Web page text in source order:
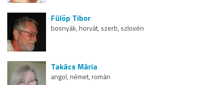
Fülöp Tibor
bosnyák, horvát, szerb, szlovén
Takács Mária
angol, német, román